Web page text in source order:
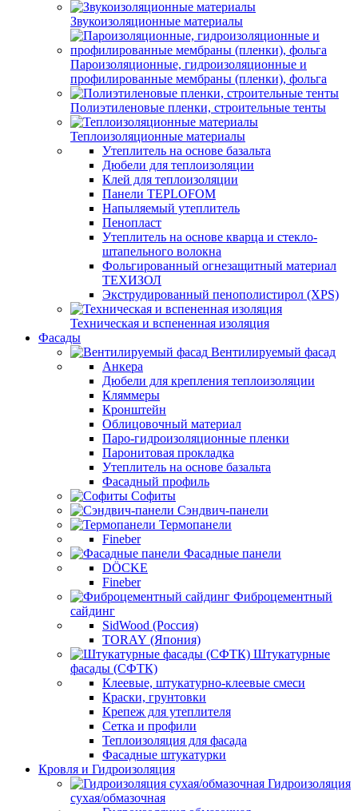
Звукоизоляционные материалы
Пароизоляционные, гидроизоляционные и
профилированные мембраны (пленки), фольга
Полиэтиленовые пленки, строительные тенты
Теплоизоляционные материалы
Утеплитель на основе базальта
Дюбели для теплоизоляции
Клей для теплоизоляции
Панели TEPLOFOM
Напыляемый утеплитель
Пенопласт
Утеплитель на основе кварца и стекло-
штапельного волокна
Фольгированный огнезащитный материал
ТЕХИЗОЛ
Экструдированный пенополистирол (XPS)
Техническая и вспененная изоляция
Фасады
Вентилируемый фасад
Анкера
Дюбели для крепления теплоизоляции
Кляммеры
Кронштейн
Облицовочный материал
Паро-гидроизоляционные пленки
Паронитовая прокладка
Утеплитель на основе базальта
Фасадный профиль
Софиты
Сэндвич-панели
Термопанели
Fineber
Фасадные панели
DÖCKE
Fineber
Фиброцементный
сайдинг
SidWood (Россия)
TORAY (Япония)
Штукатурные
фасады (СФТК)
Клеевые, штукатурно-клеевые смеси
Краски, грунтовки
Крепеж для утеплителя
Сетка и профили
Теплоизоляция для фасада
Фасадные штукатурки
Кровля и Гидроизоляция
Гидроизоляция
сухая/обмазочная